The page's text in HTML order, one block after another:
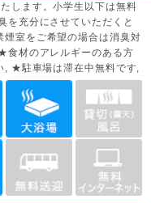
します。小学生以下は無料
充分にさせていただくと
室をご希望の場合は消臭対
材のアレルギーのある方
, ★駐車場は滞在中無料です,